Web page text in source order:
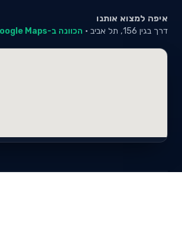
איפה למצוא אותנו
דרך בגין 156, תל אביב · הכוונה ב-Google Maps ←